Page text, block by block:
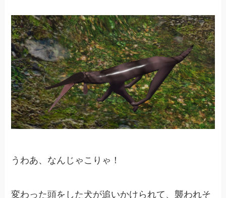
うわあ、なんじゃこりゃ！
変わった頭をした犬が追いかけられて、襲われそ